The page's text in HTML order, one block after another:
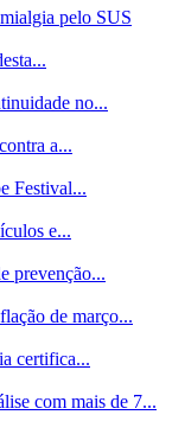
pelo SUS
no...
a...
Festival...
e...
prevenção...
de março...
certifica...
com mais de 7...